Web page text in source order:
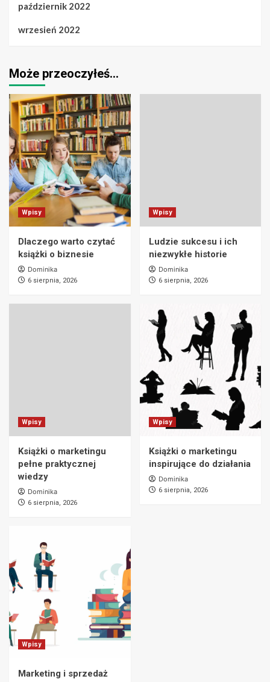
październik 2022
wrzesień 2022
Może przeoczyłeś…
Wpisy
Dlaczego warto czytać
książki o biznesie
Dominika
6 sierpnia, 2026
Wpisy
Ludzie sukcesu i ich
niezwykłe historie
Dominika
6 sierpnia, 2026
Wpisy
Książki o marketingu
pełne praktycznej
wiedzy
Dominika
6 sierpnia, 2026
Wpisy
Książki o marketingu
inspirujące do działania
Dominika
6 sierpnia, 2026
Wpisy
Marketing i sprzedaż